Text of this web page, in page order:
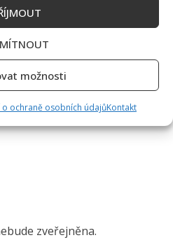
možnosti
o ochraně osobních údajůKontakt
zveřejněna.